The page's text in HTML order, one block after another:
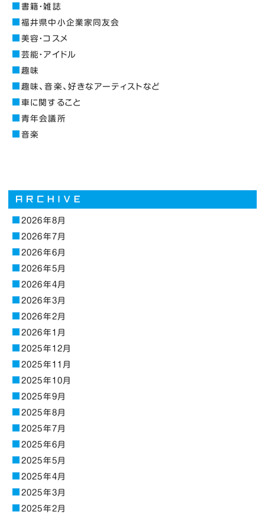
書籍・雑誌
福井県中小企業家同友会
美容・コスメ
芸能・アイドル
趣味
趣味、音楽、好きなアーティストなど
車に関すること
青年会議所
音楽
2026年8月
2026年7月
2026年6月
2026年5月
2026年4月
2026年3月
2026年2月
2026年1月
2025年12月
2025年11月
2025年10月
2025年9月
2025年8月
2025年7月
2025年6月
2025年5月
2025年4月
2025年3月
2025年2月